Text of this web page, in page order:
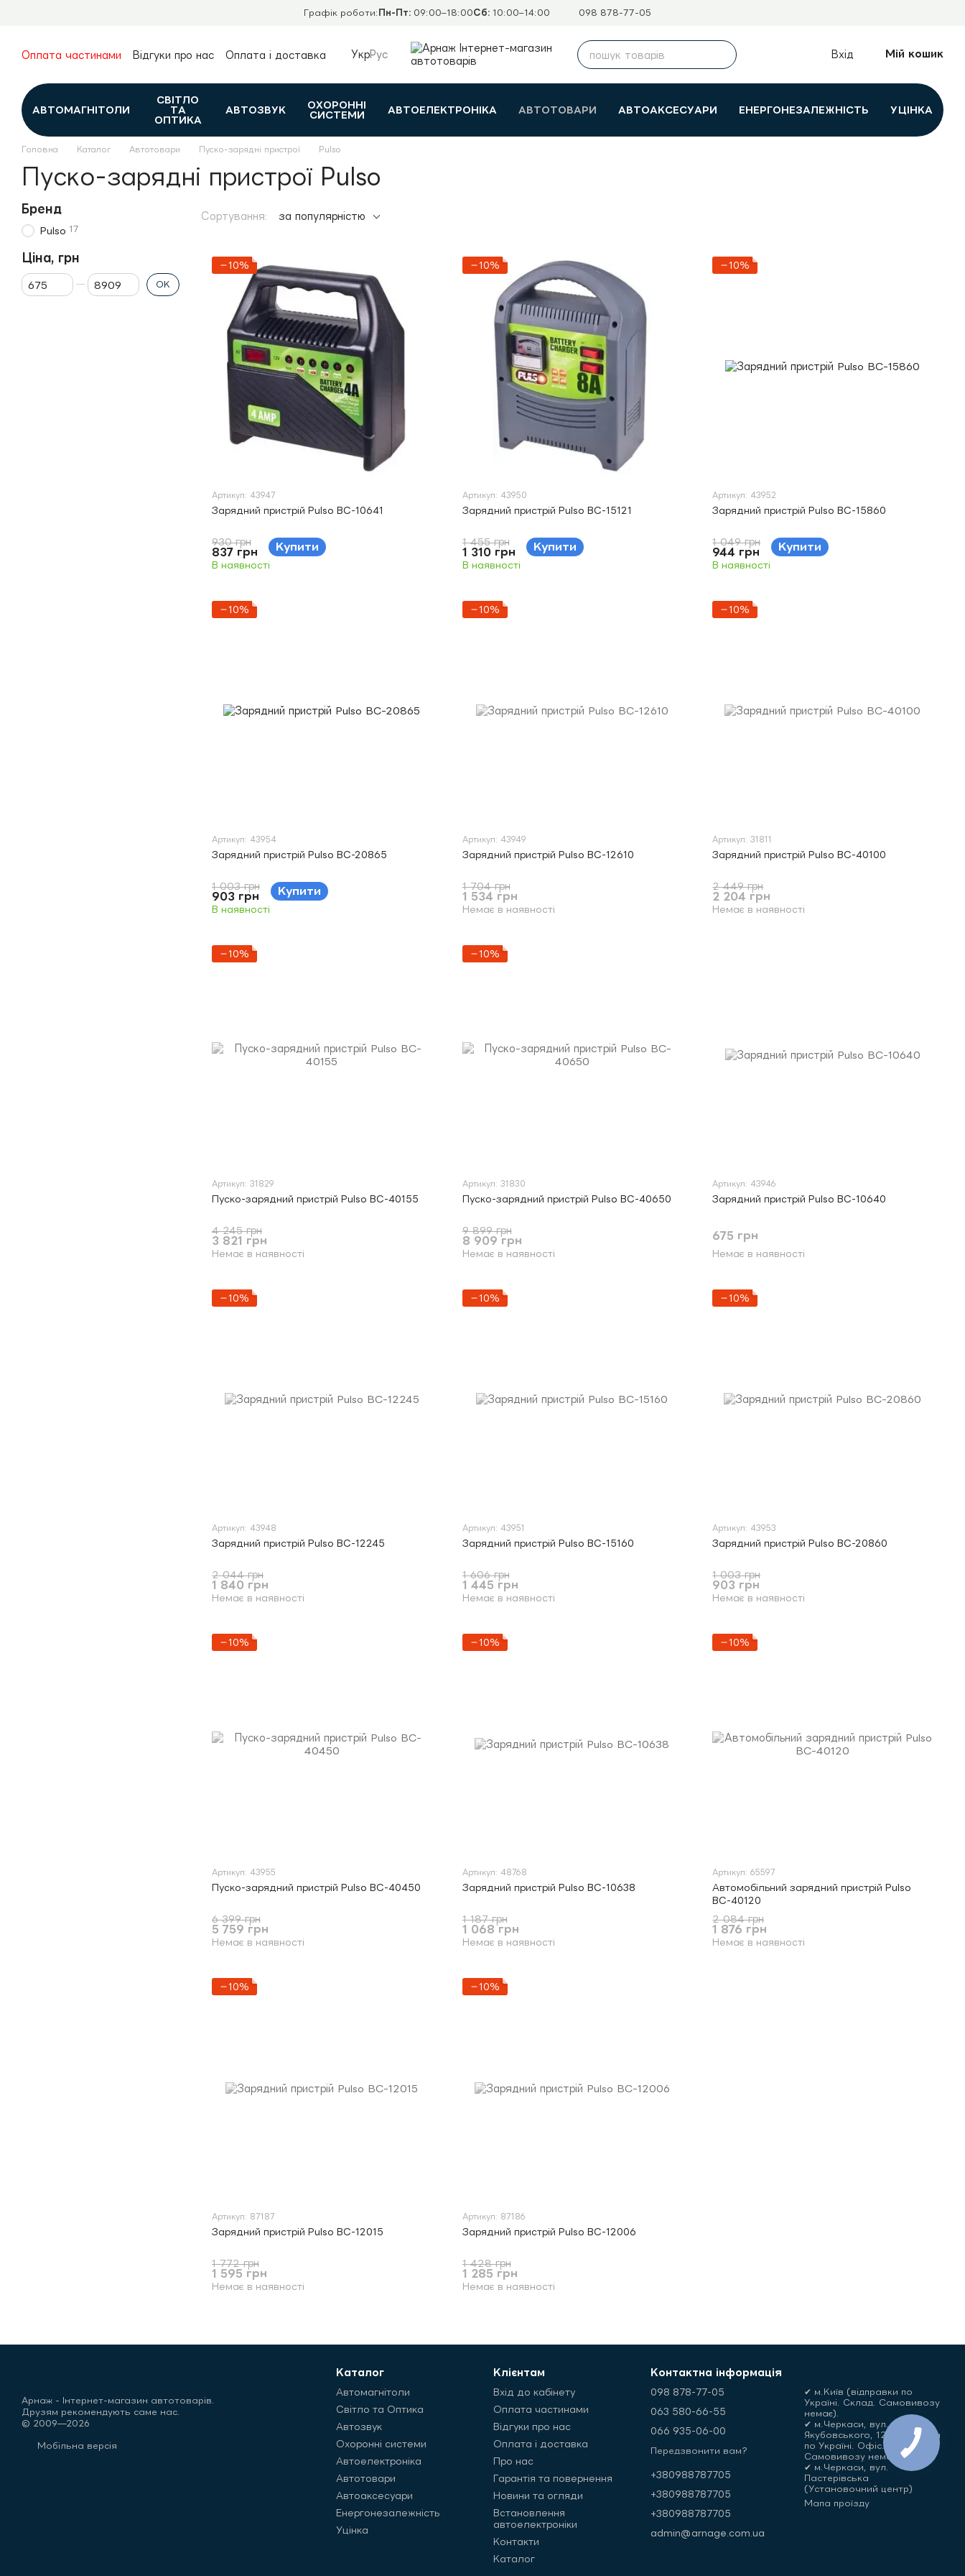
Графік роботи: Пн-Пт: 09:00–18:00Сб: 10:00–14:00 098 878-77-05
Оплата частинами Відгуки про нас
Оплата і доставка
Контакти
Каталог
УкрРус Вхід Мій кошик
АВТОМАГНІТОЛИ
СВІТЛО
ТА
ОПТИКА
АВТОЗВУК
ОХОРОННІ
СИСТЕМИ
АВТОЕЛЕКТРОНІКА АВТОТОВАРИ АВТОАКСЕСУАРИ ЕНЕРГОНЕЗАЛЕЖНІСТЬ УЦІНКА
Головна Каталог Автотовари Пуско-зарядні пристрої Pulso
Пуско-зарядні пристрої Pulso
Сортування: за популярністю
−10%
Артикул: 43947
Зарядний пристрій Pulso BC-10641
930 грн
837 грн Купити
В наявності
−10%
Артикул: 43950
Зарядний пристрій Pulso BC-15121
1 455 грн
1 310 грн Купити
В наявності
−10%
Артикул: 43952
Зарядний пристрій Pulso BC-15860
1 049 грн
944 грн Купити
В наявності
−10%
Артикул: 43954
Зарядний пристрій Pulso BC-20865
1 003 грн
903 грн Купити
В наявності
−10%
Артикул: 43949
Зарядний пристрій Pulso BC-12610
1 704 грн
1 534 грн
Немає в наявності
−10%
Артикул: 31811
Зарядний пристрій Pulso BC-40100
2 449 грн
2 204 грн
Немає в наявності
−10%
Артикул: 31829
Пуско-зарядний пристрій Pulso BC-40155
4 245 грн
3 821 грн
Немає в наявності
−10%
Артикул: 31830
Пуско-зарядний пристрій Pulso BC-40650
9 899 грн
8 909 грн
Немає в наявності
Артикул: 43946
Зарядний пристрій Pulso BC-10640
675 грн
Немає в наявності
−10%
Артикул: 43948
Зарядний пристрій Pulso BC-12245
2 044 грн
1 840 грн
Немає в наявності
−10%
Артикул: 43951
Зарядний пристрій Pulso BC-15160
1 606 грн
1 445 грн
Немає в наявності
−10%
Артикул: 43953
Зарядний пристрій Pulso BC-20860
1 003 грн
903 грн
Немає в наявності
−10%
Артикул: 43955
Пуско-зарядний пристрій Pulso BC-40450
6 399 грн
5 759 грн
Немає в наявності
−10%
Артикул: 48768
Зарядний пристрій Pulso BC-10638
1 187 грн
1 068 грн
Немає в наявності
−10%
Артикул: 65597
Автомобільний зарядний пристрій Pulso
BC-40120
2 084 грн
1 876 грн
Немає в наявності
−10%
Артикул: 87187
Зарядний пристрій Pulso BC-12015
1 772 грн
1 595 грн
Немає в наявності
−10%
Артикул: 87186
Зарядний пристрій Pulso BC-12006
1 428 грн
1 285 грн
Немає в наявності
Бренд
Pulso 17
Ціна, грн
Від Ціна, грн
До Ціна, грн
ОК
Арнаж - Інтернет-магазин автотоварів.
Друзям рекомендують саме нас.
© 2009—2026
Мобільна версія
Каталог
Автомагнітоли
Світло та Оптика
Автозвук
Охоронні системи
Автоелектроніка
Автотовари
Автоаксесуари
Енергонезалежність
Уцінка
Клієнтам
Вхід до кабінету
Оплата частинами
Відгуки про нас
Оплата і доставка
Про нас
Гарантія та повернення
Новини та огляди
Встановлення
автоелектроніки
Контакти
Каталог
Контактна інформація
098 878-77-05
063 580-66-55
066 935-06-00
Передзвонити вам?
+380988787705
+380988787705
+380988787705
admin@arnage.com.ua
✔ м.Київ (відправки по
Україні. Склад. Самовивозу
немає).
✔ м.Черкаси, вул.
Якубовського, 12 (відправки
по Україні. Офіс.
Самовивозу немає)
✔ м.Черкаси, вул.
Пастерівська
(Установочний центр)
Мапа проїзду